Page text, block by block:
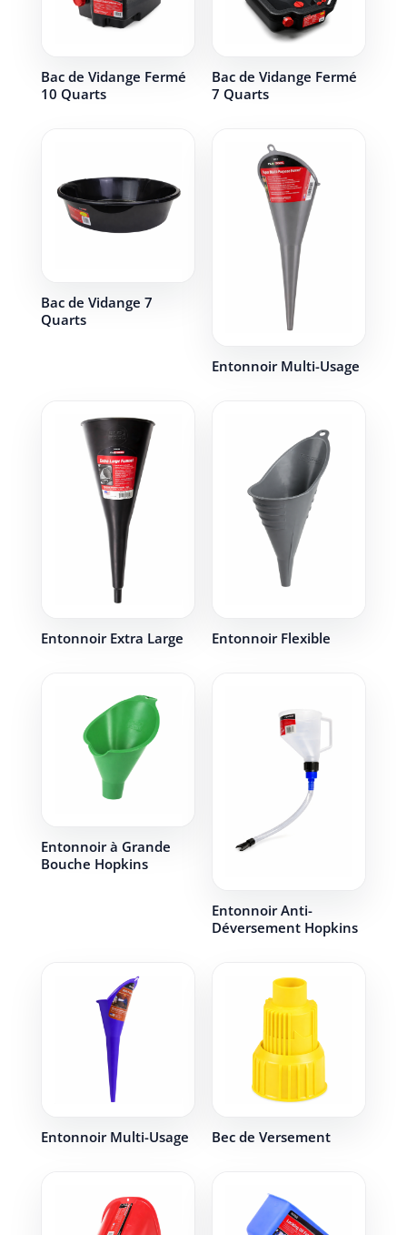
Bac de Vidange Fermé
10 Quarts
Bac de Vidange Fermé
7 Quarts
Bac de Vidange 7
Quarts
Entonnoir Multi-Usage
Entonnoir Extra Large Entonnoir Flexible
Entonnoir à Grande
Bouche Hopkins
Entonnoir Anti-
Déversement Hopkins
Entonnoir Multi-Usage Bec de Versement